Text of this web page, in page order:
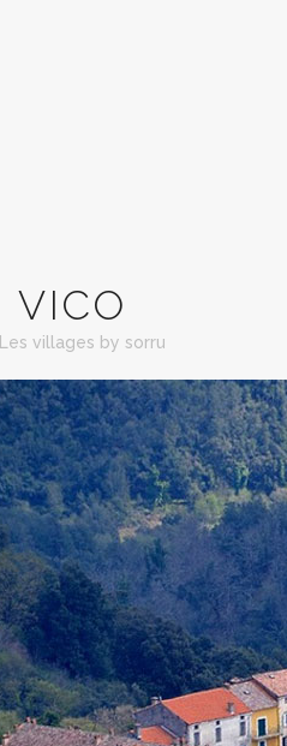
VICO
Les villages by sorru